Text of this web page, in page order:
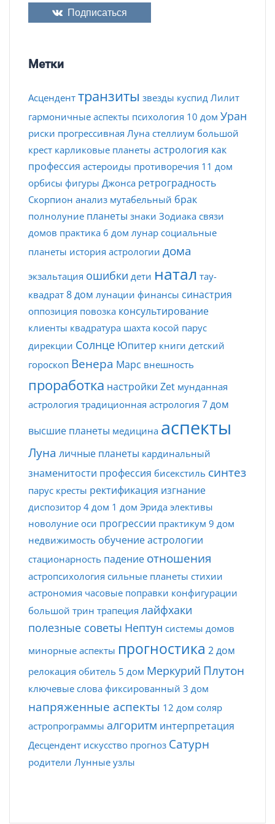
Подписаться
Метки
Асцендент транзиты звезды куспид Лилит
гармоничные аспекты психология 10 дом Уран
риски прогрессивная Луна стеллиум большой
крест карликовые планеты астрология как
профессия астероиды противоречия 11 дом
орбисы фигуры Джонса ретроградность
Скорпион анализ мутабельный брак
полнолуние планеты знаки Зодиака связи
домов практика 6 дом лунар социальные
планеты история астрологии дома
экзальтация ошибки дети натал тау-
квадрат 8 дом лунации финансы синастрия
оппозиция повозка консультирование
клиенты квадратура шахта косой парус
дирекции Солнце Юпитер книги детский
гороскоп Венера Марс внешность
проработка настройки Zet мунданная
астрология традиционная астрология 7 дом
высшие планеты медицина аспекты
Луна личные планеты кардинальный
знаменитости профессия бисекстиль синтез
парус кресты ректификация изгнание
диспозитор 4 дом 1 дом Эрида элективы
новолуние оси прогрессии практикум 9 дом
недвижимость обучение астрологии
стационарность падение отношения
астропсихология сильные планеты стихии
астрономия часовые поправки конфигурации
большой трин трапеция лайфхаки
полезные советы Нептун системы домов
минорные аспекты прогностика 2 дом
релокация обитель 5 дом Меркурий Плутон
ключевые слова фиксированный 3 дом
напряженные аспекты 12 дом соляр
астропрограммы алгоритм интерпретация
Десцендент искусство прогноз Сатурн
родители Лунные узлы